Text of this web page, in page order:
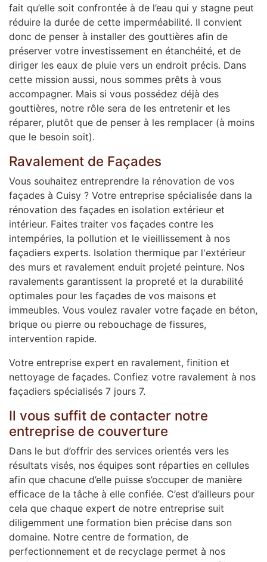
fait qu’elle soit confrontée à de l’eau qui y stagne peut
réduire la durée de cette imperméabilité. Il convient
donc de penser à installer des gouttières afin de
préserver votre investissement en étanchéité, et de
diriger les eaux de pluie vers un endroit précis. Dans
cette mission aussi, nous sommes prêts à vous
accompagner. Mais si vous possédez déjà des
gouttières, notre rôle sera de les entretenir et les
réparer, plutôt que de penser à les remplacer (à moins
que le besoin soit).
Ravalement de Façades
Vous souhaitez entreprendre la rénovation de vos
façades à Cuisy ? Votre entreprise spécialisée dans la
rénovation des façades en isolation extérieur et
intérieur. Faites traiter vos façades contre les
intempéries, la pollution et le vieillissement à nos
façadiers experts. Isolation thermique par l'extérieur
des murs et ravalement enduit projeté peinture. Nos
ravalements garantissent la propreté et la durabilité
optimales pour les façades de vos maisons et
immeubles. Vous voulez ravaler votre façade en béton,
brique ou pierre ou rebouchage de fissures,
intervention rapide.
Votre entreprise expert en ravalement, finition et
nettoyage de façades. Confiez votre ravalement à nos
façadiers spécialisés 7 jours 7.
Il vous suffit de contacter notre
entreprise de couverture
Dans le but d’offrir des services orientés vers les
résultats visés, nos équipes sont réparties en cellules
afin que chacune d’elle puisse s’occuper de manière
efficace de la tâche à elle confiée. C’est d’ailleurs pour
cela que chaque expert de notre entreprise suit
diligemment une formation bien précise dans son
domaine. Notre centre de formation, de
perfectionnement et de recyclage permet à nos